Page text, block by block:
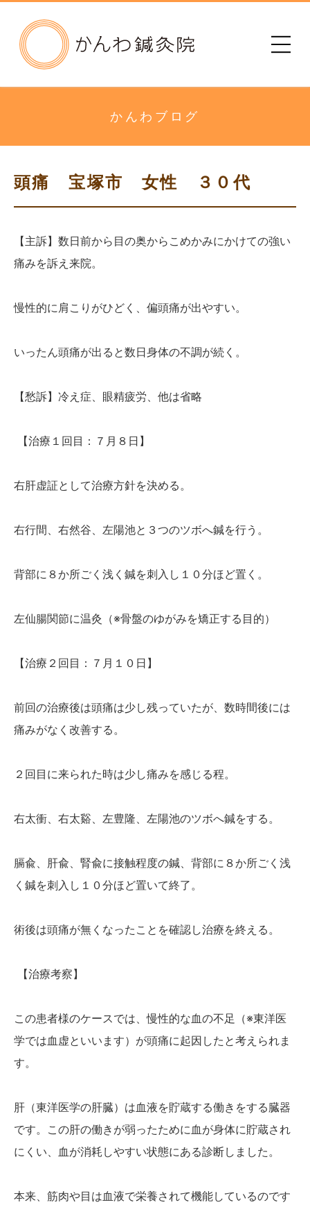
治療院のご案内
メニュー・料金
診療時間
患者さまの声
かんわブログ
お問い合わせ
かんわブログ
頭痛 宝塚市 女性 ３０代
【主訴】数日前から目の奥からこめかみにかけての強い
痛みを訴え来院。
慢性的に肩こりがひどく、偏頭痛が出やすい。
いったん頭痛が出ると数日身体の不調が続く。
【愁訴】冷え症、眼精疲労、他は省略
【治療１回目：７月８日】
右肝虚証として治療方針を決める。
右行間、右然谷、左陽池と３つのツボへ鍼を行う。
背部に８か所ごく浅く鍼を刺入し１０分ほど置く。
左仙腸関節に温灸（※骨盤のゆがみを矯正する目的）
【治療２回目：７月１０日】
前回の治療後は頭痛は少し残っていたが、数時間後には
痛みがなく改善する。
２回目に来られた時は少し痛みを感じる程。
右太衝、右太谿、左豊隆、左陽池のツボへ鍼をする。
膈兪、肝兪、腎兪に接触程度の鍼、背部に８か所ごく浅
く鍼を刺入し１０分ほど置いて終了。
術後は頭痛が無くなったことを確認し治療を終える。
【治療考察】
この患者様のケースでは、慢性的な血の不足（※東洋医
学では血虚といいます）が頭痛に起因したと考えられま
す。
肝（東洋医学の肝臓）は血液を貯蔵する働きをする臓器
です。この肝の働きが弱ったために血が身体に貯蔵され
にくい、血が消耗しやすい状態にある診断しました。
本来、筋肉や目は血液で栄養されて機能しているのです